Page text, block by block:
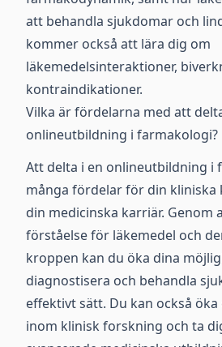
att behandla sjukdomar och
kommer också att lära dig om
läkemedelsinteraktioner,
kontraindikationer.
Vilka är fördelarna med att
onlineutbildning i farmakologi?
Att delta i en onlineutbildning i
många fördelar för din kliniska
din medicinska karriär.
förståelse för läkemedel och
kroppen kan du öka dina
diagnostisera och behandla
effektivt sätt. Du kan också
inom klinisk forskning och ta